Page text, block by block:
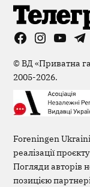
FacebookInstagram
YouTube
©ВД «Приватна
2005-2026.
Foreningen
реалізації
Погляди авторів
позицією